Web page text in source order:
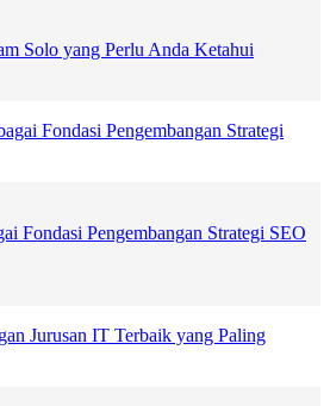
Solo yang Perlu Anda Ketahui
Fondasi Pengembangan Strategi SEO